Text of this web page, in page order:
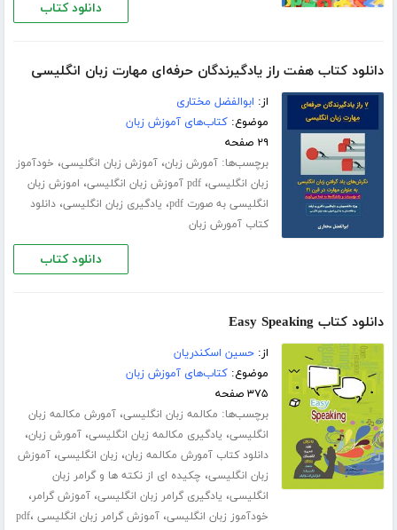
دانلود کتاب
دانلود کتاب هفت راز یادگیرندگان حرفه‌ای مهارت زبان انگلیسی
از: ابوالفضل مختاری
موضوع:کتاب‌های آموزش زبان
۲۹ صفحه
برچسب‌ها:آمورش زبان،آموزش زبان انگلیسی، خودآموز
زبان انگلیسی،pdf آموزش زبان انگلیسی ، اموزش زبان
انگلیسی به صورت pdf
، یادگیری زبان انگلیسی،دانلود
کتاب آمورش زبان
دانلود کتاب
دانلود کتاب Easy Speaking
از:حسین اسکندریان
موضوع:کتاب‌های آموزش زبان
۳۷۵ صفحه
برچسب‌ها: مکالمه زبان انگلیسی،آمورش مکالمه زبان
انگلیسی، یادگیری مکالمه زبان انگلیسی،آمورش زبان،
دانلود کتاب آمورش مکالمه زبان، زبان انگلیسی،آموزش
زبان انگلیسی، چکیده ای از نکته ها و گرامر زبان
انگلیسی، یادگیری گرامر زبان انگلیسی،آموزش گرامر،
خودآموز زبان انگلیسی،آموزش گرامر زبان انگلیسی pdf ،